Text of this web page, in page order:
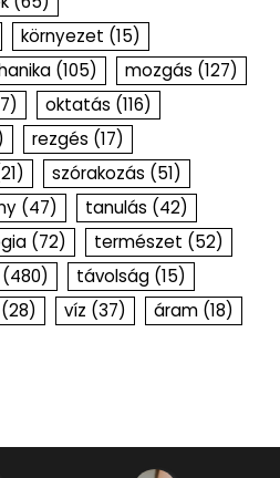
környezet (15)
(105) mozgás (127)
oktatás (116)
rezgés (17)
szórakozás (51)
(47) tanulás (42)
(72) természet (52)
(480) távolság (15)
(28) víz (37) áram (18)